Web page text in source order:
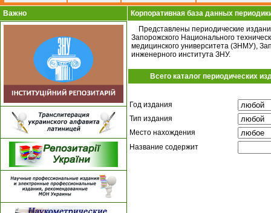
Важно
Корпоративная база данных
Представлены периодические
Запорожского Национального
медицинского университета (ЗНМУ),
инженерного института ЗНУ.
Всего каталог периодических
Год издания
Тип издания
Место нахождения
Название содержит